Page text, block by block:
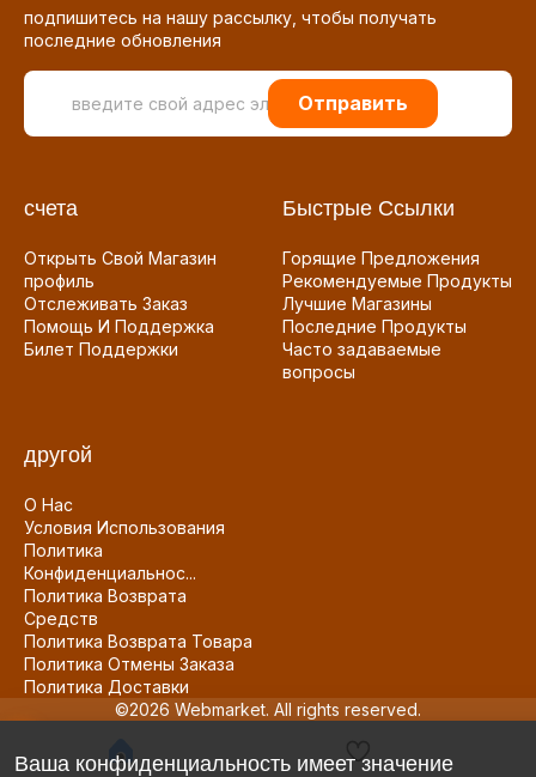
подпишитесь на нашу рассылку, чтобы получать
последние обновления
Отправить
счета
Открыть Свой Магазин
профиль
Отслеживать Заказ
Помощь И Поддержка
Билет Поддержки
Быстрые Ссылки
Горящие Предложения
Рекомендуемые Продукты
Лучшие Магазины
Последние Продукты
Часто задаваемые
вопросы
другой
О Нас
Условия Использования
Политика
Конфиденциальнос...
Политика Возврата
Средств
Политика Возврата Товара
Политика Отмены Заказа
Политика Доставки
©2026 Webmarket. All rights reserved.
Ваша конфиденциальность имеет значение